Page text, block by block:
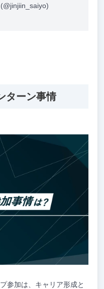
ターン事情
参加は、キャリア形成と